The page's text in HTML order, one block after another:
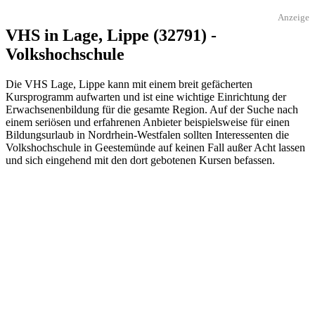
Anzeige
VHS in Lage, Lippe (32791) -
Volkshochschule
Die VHS Lage, Lippe kann mit einem breit gefächerten
Kursprogramm aufwarten und ist eine wichtige Einrichtung der
Erwachsenenbildung für die gesamte Region. Auf der Suche nach
einem seriösen und erfahrenen Anbieter beispielsweise für einen
Bildungsurlaub in Nordrhein-Westfalen sollten Interessenten die
Volkshochschule in Geestemünde auf keinen Fall außer Acht lassen
und sich eingehend mit den dort gebotenen Kursen befassen.